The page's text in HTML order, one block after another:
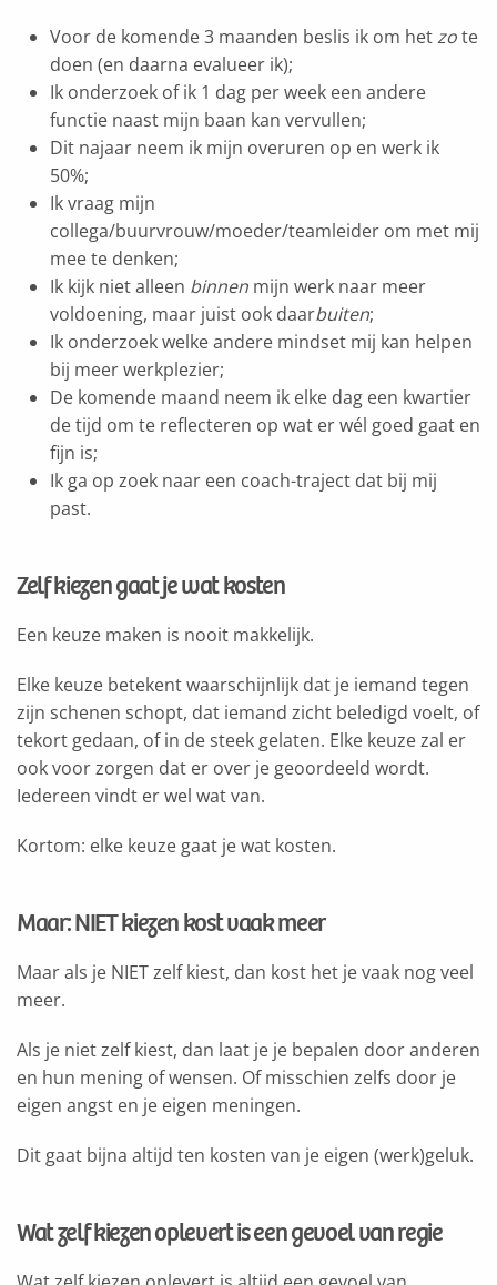
Voor de komende 3 maanden beslis ik om hetzote
doen (en daarna evalueer ik);
Ik onderzoek of ik 1 dag per week een andere
functie naast mijn baan kan vervullen;
Dit najaar neem ik mijn overuren op en werk ik
50%;
Ik vraag mijn
collega/buurvrouw/moeder/teamleider om met mij
mee te denken;
Ik kijk niet alleen binnen mijn werk naar meer
voldoening, maar juist ook daarbuiten;
Ik onderzoek welke andere mindset mij kan helpen
bij meer werkplezier;
De komende maand neem ik elke dag een kwartier
de tijd om te reflecteren op wat er wél goed gaat en
fijn is;
Ik ga op zoek naar een coach-traject dat bij mij
past.
Zelf kiezen gaat je wat kosten
Een keuze maken is nooit makkelijk.
Elke keuze betekent waarschijnlijk dat je iemand tegen
zijn schenen schopt, dat iemand zicht beledigd voelt, of
tekort gedaan, of in de steek gelaten. Elke keuze zal er
ook voor zorgen dat er over je geoordeeld wordt.
Iedereen vindt er wel wat van.
Kortom: elke keuze gaat je wat kosten.
Maar: NIET kiezen kost vaak meer
Maar als je NIET zelf kiest, dan kost het je vaak nog veel
meer.
Als je niet zelf kiest, dan laat je je bepalen door anderen
en hun mening of wensen. Of misschien zelfs door je
eigen angst en je eigen meningen.
Dit gaat bijna altijd ten kosten van je eigen (werk)geluk.
Wat zelf kiezen oplevert is een gevoel van regie